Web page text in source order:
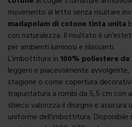
movimento al letto senza risultare
madapolam di cotone tinta unita
con naturalezza. Il risultato è
per ambienti luminosi e rilassanti.
L’imbottitura in 100% poliestere da
leggero e piacevolmente avvolgente,
stagione o come copertura
trapuntatura a rombi da 5,5 cm con
sbieco valorizza il disegno e assicura
uniforme dell’imbottitura. Disponibile